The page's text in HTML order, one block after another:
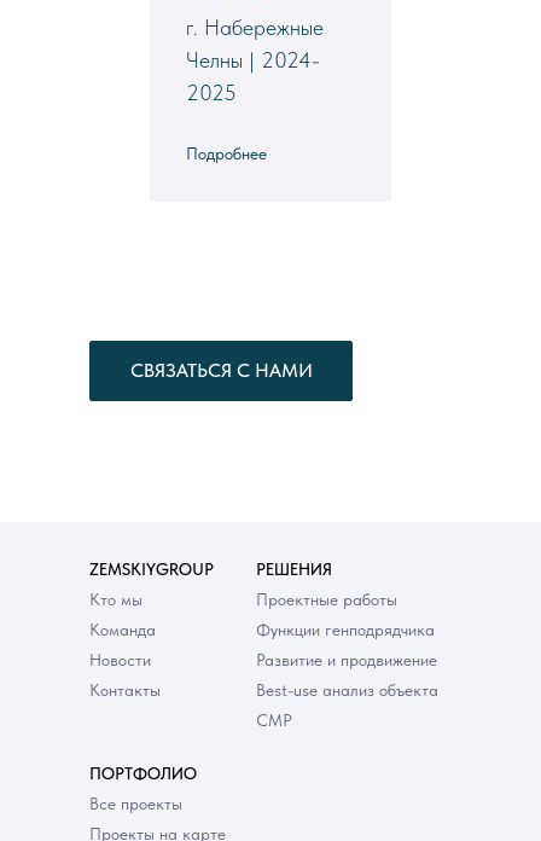
г. Набережные
Челны | 2024-
2025
Подробнее
СВЯЗАТЬСЯ С НАМИ
ZEMSKIYGROUP РЕШЕНИЯ
ПОРТФОЛИО
Кто мы Проектные работы
Все проекты
Новости Развитие и продвижение
Команда Функции генподрядчика
Проекты на карте
Контакты
Best-use анализ объекта
СМР